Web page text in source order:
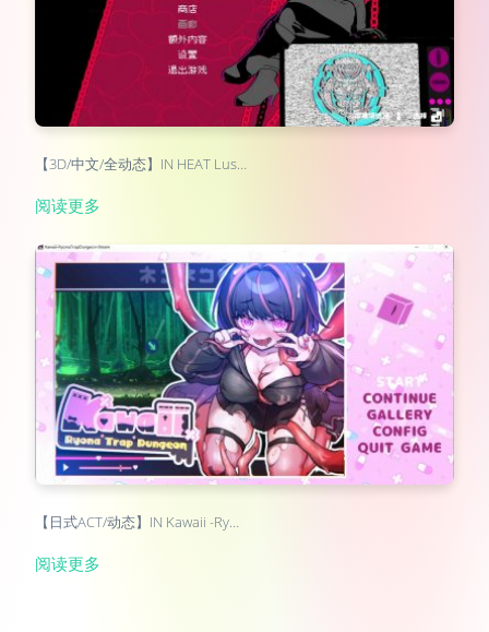
【3D/中文/全动态】IN HEAT Lus…
阅读更多
【日式ACT/动态】IN Kawaii -Ry…
阅读更多